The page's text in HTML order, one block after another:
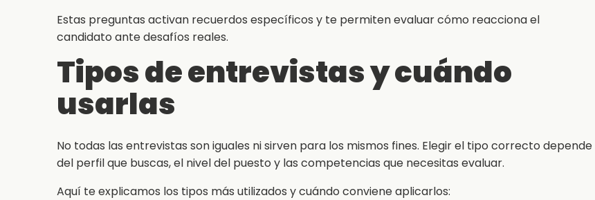
Estas preguntas activan recuerdos específicos y te permiten evaluar cómo reacciona el
candidato ante desafíos reales.
Tipos de entrevistas y cuándo
usarlas
No todas las entrevistas son iguales ni sirven para los mismos fines. Elegir el tipo correcto depende
del perfil que buscas, el nivel del puesto y las competencias que necesitas evaluar.
Aquí te explicamos los tipos más utilizados y cuándo conviene aplicarlos: